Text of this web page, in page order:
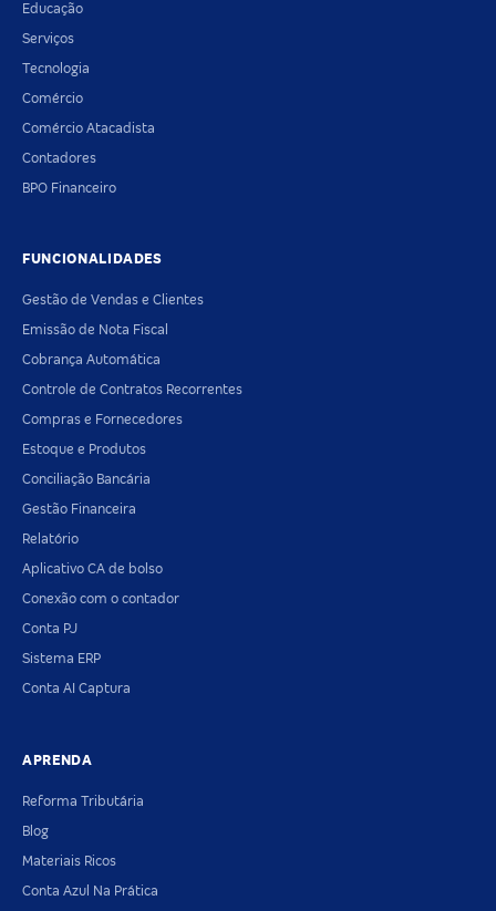
Educação
Serviços
Tecnologia
Comércio
Comércio Atacadista
Contadores
BPO Financeiro
FUNCIONALIDADES
Gestão de Vendas e Clientes
Emissão de Nota Fiscal
Cobrança Automática
Controle de Contratos Recorrentes
Compras e Fornecedores
Estoque e Produtos
Conciliação Bancária
Gestão Financeira
Relatório
Aplicativo CA de bolso
Conexão com o contador
Conta PJ
Sistema ERP
Conta AI Captura
APRENDA
Reforma Tributária
Blog
Materiais Ricos
Conta Azul Na Prática